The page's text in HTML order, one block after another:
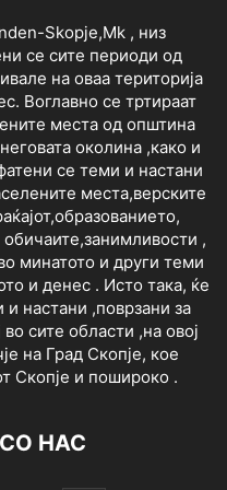
Skopje,Mk , низ
се сите периоди од
на оваа територија
Воглавно се тртираат
места од општина
околина ,како и
се теми и настани
места,верските
обичаите,занимливости ,
минатото и други теми
и денес . Исто така, ќе
и настани ,поврзани за
сите области ,на овој
на Град Скопје, кое
Скопје и пошироко .
НАС